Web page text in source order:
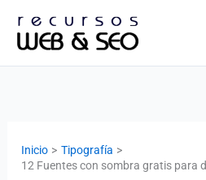
Inicio
Tipografía
12 Fuentes con sombra gratis para